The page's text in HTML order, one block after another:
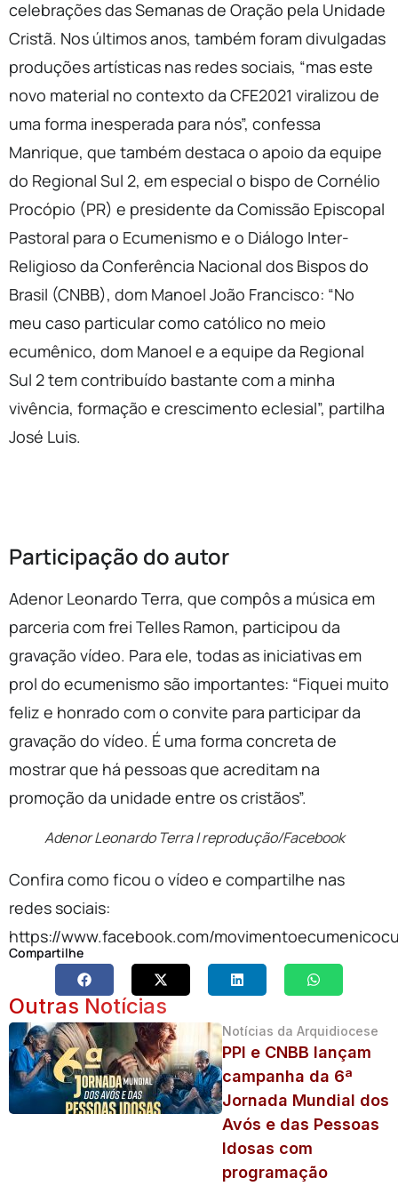
celebrações das Semanas de Oração pela Unidade
Cristã. Nos últimos anos, também foram divulgadas
produções artísticas nas redes sociais, “mas este
novo material no contexto da CFE2021 viralizou de
uma forma inesperada para nós”, confessa
Manrique, que também destaca o apoio da equipe
do Regional Sul 2, em especial o bispo de Cornélio
Procópio (PR) e presidente da Comissão Episcopal
Pastoral para o Ecumenismo e o Diálogo Inter-
Religioso da Conferência Nacional dos Bispos do
Brasil (CNBB), dom Manoel João Francisco: “No
meu caso particular como católico no meio
ecumênico, dom Manoel e a equipe da Regional
Sul 2 tem contribuído bastante com a minha
vivência, formação e crescimento eclesial”, partilha
José Luis.
Participação do autor
Adenor Leonardo Terra, que compôs a música em
parceria com frei Telles Ramon, participou da
gravação vídeo. Para ele, todas as iniciativas em
prol do ecumenismo são importantes: “Fiquei muito
feliz e honrado com o convite para participar da
gravação do vídeo. É uma forma concreta de
mostrar que há pessoas que acreditam na
promoção da unidade entre os cristãos”.
Adenor Leonardo Terra | reprodução/Facebook
Confira como ficou o vídeo e compartilhe nas
redes sociais:
https://www.facebook.com/
Compartilhe
Outras Notícias
Notícias da Arquidiocese
PPI e CNBB lançam
campanha da 6ª
Jornada Mundial dos
Avós e das Pessoas
Idosas com
programação